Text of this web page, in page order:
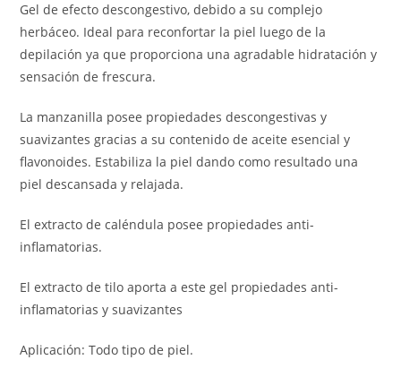
Gel de efecto descongestivo, debido a su complejo
herbáceo. Ideal para reconfortar la piel luego de la
depilación ya que proporciona una agradable hidratación y
sensación de frescura.
La manzanilla posee propiedades descongestivas y
suavizantes gracias a su contenido de aceite esencial y
flavonoides. Estabiliza la piel dando como resultado una
piel descansada y relajada.
El extracto de caléndula posee propiedades anti-
inflamatorias.
El extracto de tilo aporta a este gel propiedades anti-
inflamatorias y suavizantes
Aplicación: Todo tipo de piel.